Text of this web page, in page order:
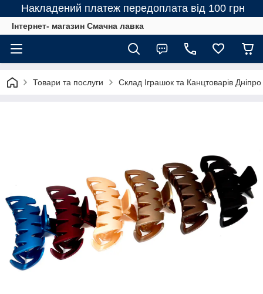
Накладений платеж передоплата від 100 грн
Інтернет- магазин Смачна лавка
Товари та послуги Склад Іграшок та Канцтоварів Дніпро